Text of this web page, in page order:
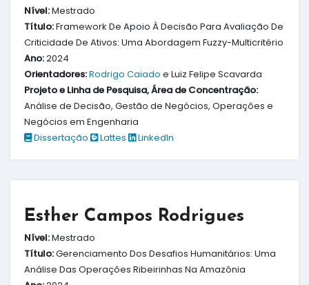
Nível:Mestrado
Título:Framework De Apoio À Decisão Para Avaliação De
Criticidade De Ativos: Uma Abordagem Fuzzy-Multicritério
Ano:2024
Orientadores:Rodrigo Caiado e Luiz Felipe Scavarda
Projeto e Linha de Pesquisa, Área de Concentração:
Análise de Decisão, Gestão de Negócios, Operações e
Negócios em Engenharia
Dissertação
Lattes LinkedIn
Esther Campos Rodrigues
Nível:Mestrado
Título:Gerenciamento Dos Desafios Humanitários: Uma
Análise Das Operações Ribeirinhas Na Amazônia